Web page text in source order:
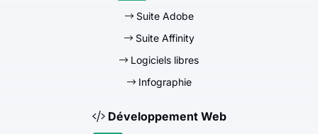
Suite Adobe
Suite Affinity
Logiciels libres
Infographie
Développement Web